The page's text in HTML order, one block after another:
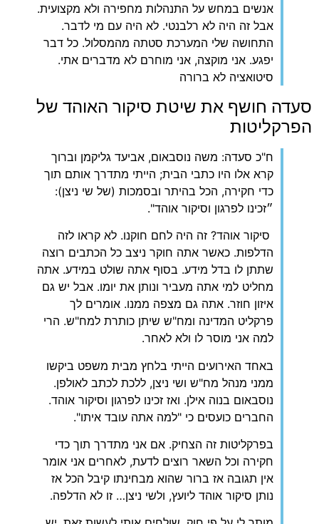
אנשים במחש על התנהלות מחפירה ולא מקצועית.
אבל זה היה לא רלבנטי. לא היה עם מי לדבר.
התחושה שלי המערכת סטתה מהמסלול. כל דבר
יפגע. אני מוקצה, אני מוחרם לא מדברים אתי.
סיטואציה לא ברורה
‏סעדה חושף את שיטת סיקור האוהד של
הפרקליטות
ח"כ סעדה: משה נוסבאום, אביעד גליקמן וברוך
קרא אלו היו כתבי הבית; הייתי מתדרך אותם תוך
כדי חקירה, הכל בהיתר ובסמכות (של שי ניצן):
״זכינו לפרגון וסיקור אוהד".
סיקור אוהד? זה היה לחם חוקנו. לא קראו לזה
הדלפות. כאשר אתה חוקר ניצב כל הכתבים רוצה
שתתן לו בדל מידע. בסוף אתה שולט במידע. אתה
מחליט למי אתה מעביר ונותן את יומו. אבל יש גם
איזון חוזר. אתה גם מצפה ממנו. אומרים לך
פרקליט המדינה ומח"ש שיתן כותרת למח"ש. הרי
למה אני מוסר לו ולא לאחר.
‏באחד האירועים הייתי בלחץ מבית משפט ביקשו
ממני מנהל מח"ש ושי ניצן, ללכת לכתב לאולפן.
נוסבאום בנוה אילן. ואז זכינו לפרגון וסיקור אוהד.
החברים כועסים כי "למה אתה עובד איתו".
‏בפרקליטות זה הצחיק. אם אני מתדרך תוך כדי
חקירה וכל השאר רוצים לדעת, לאחרים אני אומר
אין תגובה אז ברור שהוא מבחינתו קיבל הכל אז
נותן סיקור אוהד ליועץ, ולשי ניצן… זו לא הדלפה.